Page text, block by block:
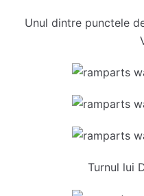
Unul dintre punctele
Turnul lui